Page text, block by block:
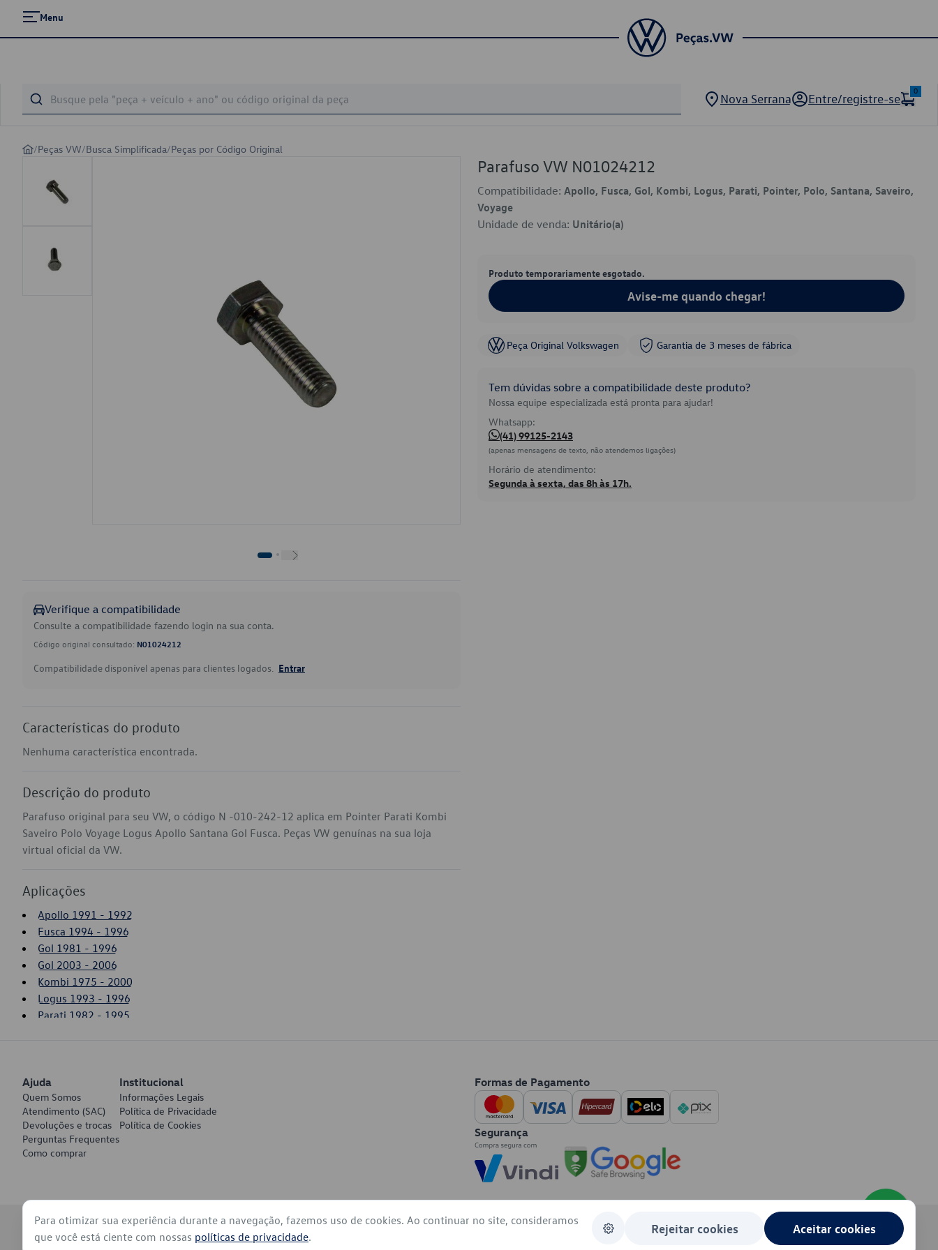
Menu
Nova Serrana Entre/registre-se
0
/Peças VW/Busca Simplificada/Peças por Código Original
Verifique a compatibilidade
Consulte a compatibilidade fazendo login na sua conta.
Código original consultado: N01024212
Compatibilidade disponível apenas para clientes logados. Entrar
Características do produto
Nenhuma característica encontrada.
Descrição do produto
Parafuso original para seu VW, o código N -010-242-12 aplica em Pointer Parati Kombi
Saveiro Polo Voyage Logus Apollo Santana Gol Fusca. Peças VW genuínas na sua loja
virtual oficial da VW.
Aplicações
Apollo 1991 - 1992
Fusca 1994 - 1996
Gol 1981 - 1996
Gol 2003 - 2006
Kombi 1975 - 2000
Logus 1993 - 1996
Parati 1982 - 1995
Santana 1984 - 2006
Saveiro 1981 - 1996
Saveiro 2003 - 2006
Voyage 1982 - 1995
Parafuso VW N01024212
Compatibilidade: Apollo, Fusca, Gol, Kombi, Logus, Parati, Pointer, Polo, Santana, Saveiro,
Voyage
Unidade de venda: Unitário(a)
Produto temporariamente esgotado.
Avise-me quando chegar!
Peça Original Volkswagen Garantia de 3 meses de fábrica
Tem dúvidas sobre a compatibilidade deste produto?
Nossa equipe especializada está pronta para ajudar!
Whatsapp:
(41) 99125-2143
(apenas mensagens de texto, não atendemos ligações)
Horário de atendimento:
Segunda à sexta, das 8h às 17h.
Ajuda
Quem Somos
Atendimento (SAC)
Devoluções e trocas
Perguntas Frequentes
Como comprar
Institucional
Informações Legais
Política de Privacidade
Política de Cookies
Formas de Pagamento
Segurança
© 2026 - Volkswagen do Brasil - Todos os direitos reservados
Para otimizar sua experiência durante a navegação, fazemos uso de cookies. Ao continuar no site, consideramos
que você está ciente com nossas políticas de privacidade.
Rejeitar cookies Aceitar cookies